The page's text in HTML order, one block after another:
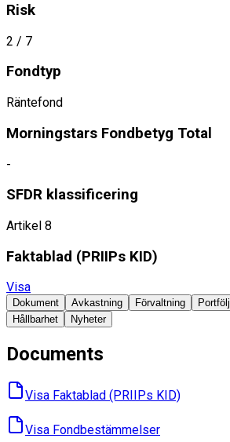
Risk
2 / 7
Fondtyp
Räntefond
Morningstars Fondbetyg Total
-
SFDR klassificering
Artikel 8
Faktablad ​(PRIIPs KID)
Visa
Dokument Avkastning Förvaltning Portfölj
Hållbarhet
Nyheter
Documents
Visa Faktablad ​(PRIIPs KID)
Visa Fondbes­tämmelser